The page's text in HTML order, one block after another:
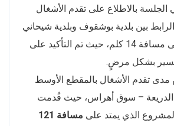
الجلسة بالاطلاع على تقدم الأشغال
بين بلدية بوشقوف وبلدية شيحاني
(ولاية الطارف) على مسافة 14 كلم، حيث تم التأكيد على
تسير بشكل مرضٍ.
مدى تقدم الأشغال بالمقطع الأوسط
– سوق أهراس، حيث قُدمت
الذي يمتد على
مسافة 121